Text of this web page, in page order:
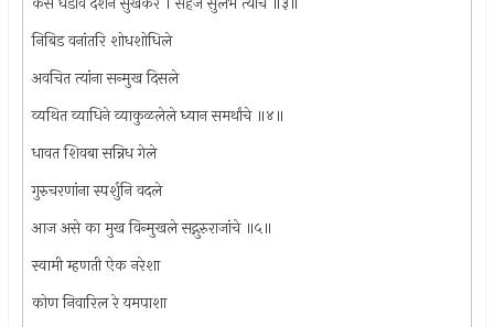
निबिड वनांतरि शोधशोधिले
अवचित त्यांना सन्मुख दिसले
व्यथित व्याधिने व्याकुळलेले ध्यान समर्थांचे ॥४॥
धावत शिवबा सन्निध गेले
गुरुचरणांना स्पर्शुनि वदले
आज असे का मुख विन्मुखले सद्गुरुराजांचे ॥५॥
स्वामी म्हणती ऐक नरेशा
कोण निवारिल रे यमपाशा